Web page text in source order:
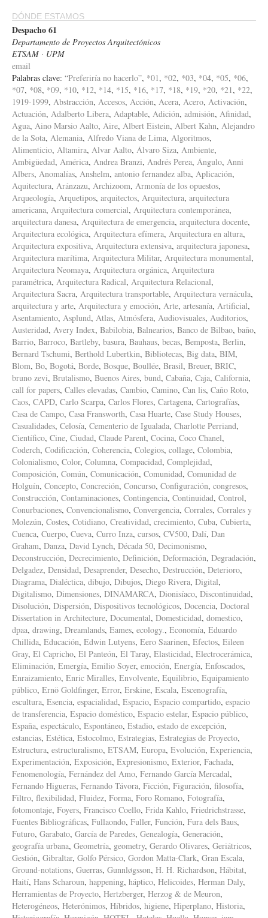
DÓNDE ESTAMOS
Despacho 61
Departamento de Proyectos Arquitectónicos
ETSAM · UPM
email
Palabras clave: “Preferiría no hacerlo”, *01 , *02, *03, *04, *05, *06,
*07, *08, *09, *10, *12, *14, *15, *16, *17, *18, *19, *20, *21 , *22,
1919-1999, Abstracción, Accesos, Acción, Acera, Acero, Activación,
Actuación, Adalberto Libera, Adaptable, Adición, admisión, Afinidad,
Agua, Aino Marsio Aalto, Aire, Albert Eistein, Albert Kahn, Alejandro
de la Sota, Alemania, Alfredo Viana de Lima, Algoritmos,
Alimenticio, Altamira, Alvar Aalto, Álvaro Siza, Ambiente,
Ambigüedad, América, Andrea Branzi, Andrés Perea, Ángulo, Anni
Albers, Anomalías, Anshelm, antonio fernandez alba, Aplicación,
Aquitectura, Aránzazu, Archizoom, Armonía de los opuestos,
Arqueología, Arquetipos, arquitectos, Arquitectura, arquitectura
americana, Arquitectura comercial, Arquitectura contemporánea,
arquitectura danesa, Arquitectura de emergencia, arquitectura docente,
Arquitectura ecológica, Arquitectura efímera, Arquitectura en altura,
Arquitectura expositiva, Arquitectura extensiva, arquitectura japonesa,
Arquitectura marítima, Arquitectura Militar, Arquitectura monumental,
Arquitectura Neomaya, Arquitectura orgánica, Arquitectura
paramétrica, Arquitectura Radical, Arquitectura Relacional,
Arquitectura Sacra, Arquitectura transportable, Arquitectura vernácula,
arquitectura y arte, Arquitectura y emoción, Arte, artesanía, Artificial,
Asentamiento, Asplund, Atlas, Atmósfera, Audiovisuales, Auditorios,
Austeridad, Avery Index, Babilobia, Balnearios, Banco de Bilbao, baño,
Barrio, Barroco, Bartleby, basura, Bauhaus, becas, Bemposta, Berlin,
Bernard Tschumi, Berthold Lubertkin, Bibliotecas, Big data, BIM,
Blom, Bo, Bogotá, Borde, Bosque, Boullée, Brasil, Breuer, BRIC,
bruno zevi, Brutalismo, Buenos Aires, bund, Cabaña, Caja, California,
call for papers, Calles elevadas, Cambio, Camino, Can lis, Caño Roto,
Caos, CAPD, Carlo Scarpa, Carlos Flores, Cartagena, Cartografías,
Casa de Campo, Casa Fransworth, Casa Huarte, Case Study Houses,
Casualidades, Celosía, Cementerio de Igualada, Charlotte Perriand,
Científico, Cine, Ciudad, Claude Parent, Cocina, Coco Chanel,
Coderch, Codificación, Coherencia, Colegios, collage, Colombia,
Colonialismo, Color, Columna, Compacidad, Complejidad,
Composición, Común, Comunicación, Comunidad, Comunidad de
Holguín, Concepto, Concreción, Concurso, Configuración, congresos,
Construcción, Contaminaciones, Contingencia, Continuidad, Control,
Conurbaciones, Convencionalismo, Convergencia, Corrales, Corrales y
Molezún, Costes, Cotidiano, Creatividad, crecimiento, Cuba, Cubierta,
Cuenca, Cuerpo, Cueva, Curro Inza, cursos, CV500, Dalí, Dan
Graham, Danza, David Lynch, Década 50, Decimonismo,
Deconstrucción, Decrecimiento, Definición, Deformación, Degradación,
Delgadez, Densidad, Desaprender, Desecho, Destrucción, Deterioro,
Diagrama, Dialéctica, dibujo, Dibujos, Diego Rivera, Digital,
Digitalismo, Dimensiones, DINAMARCA, Dionisíaco, Discontinuidad,
Disolución, Dispersión, Dispositivos tecnológicos, Docencia, Doctoral
Dissertation in Architecture, Documental, Domesticidad, domestico,
dpaa, drawing, Dreamlands, Eames, ecology., Economía, Eduardo
Chillida, Educación, Edwin Lutyens, Eero Saarinen, Efectos, Eileen
Gray, El Capricho, El Panteón, El Taray, Elasticidad, Electrocerámica,
Eliminación, Emergía, Emilio Soyer, emoción, Energía, Enfoscados,
Enraizamiento, Enric Miralles, Envolvente, Equilibrio, Equipamiento
público, Ernö Goldfinger, Error, Erskine, Escala, Escenografía,
escultura, Esencia, espacialidad, Espacio, Espacio compartido, espacio
de transferencia, Espacio doméstico, Espacio estelar, Espacio público,
España, espectáculo, Espontáneo, Estadio, estado de excepción,
estancias, Estética, Estocolmo, Estrategias, Estrategias de Proyecto,
Estructura, estructuralismo, ETSAM, Europa, Evolución, Experiencia,
Experimentación, Exposición, Expresionismo, Exterior, Fachada,
Fenomenología, Fernández del Amo, Fernando García Mercadal,
Fernando Higueras, Fernando Távora, Ficción, Figuración, filosofía,
Filtro, flexibilidad, Fluidez, Forma, Foro Romano, Fotografía,
fotomontaje, Foyers, Francisco Coello, Frida Kahlo, Friedrichstrasse,
Fuentes Bibliográficas, Fullaondo, Fuller, Función, Fura dels Baus,
Futuro, Garabato, García de Paredes, Genealogía, Generación,
geografía urbana, Geometría, geometry, Gerardo Olivares, Geriátricos,
Gestión, Gibraltar, Golfo Pérsico, Gordon Matta-Clark, Gran Escala,
Ground-notations, Guerras, Gunnløgsson, H. H. Richardson, Hábitat,
Haití, Hans Scharoun, happening, háptico, Helicoides, Herman Daly,
Herramientas de Proyecto, Hertzberger, Herzog & de Meuron,
Heterogéneos, Heterónimos, Híbridos, higiene, Hiperplano, Historia,